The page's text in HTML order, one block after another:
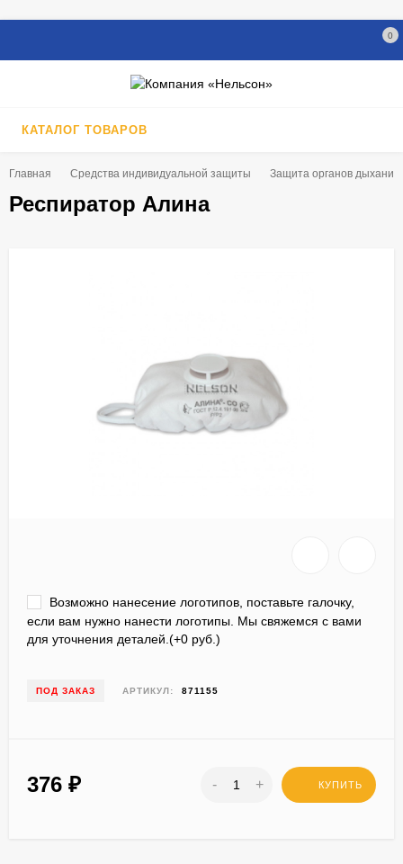
0
КАТАЛОГ ТОВАРОВ
Главная Средства индивидуальной защиты Защита органов дыхания
Респиратор Алина
Возможно нанесение логотипов, поставьте галочку,
если вам нужно нанести логотипы. Мы свяжемся с вами
для уточнения деталей.(+0 руб. )
ПОД ЗАКАЗ АРТИКУЛ: 871155
376 ₽ - + КУПИТЬ